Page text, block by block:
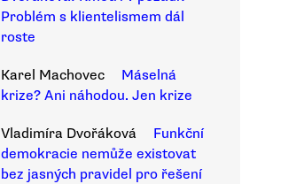
Problém s klientelismem dál
roste
Karel Machovec
Máselná
krize? Ani náhodou. Jen krize
Vladimíra Dvořáková
Funkční
demokracie nemůže existovat
bez jasných pravidel pro řešení